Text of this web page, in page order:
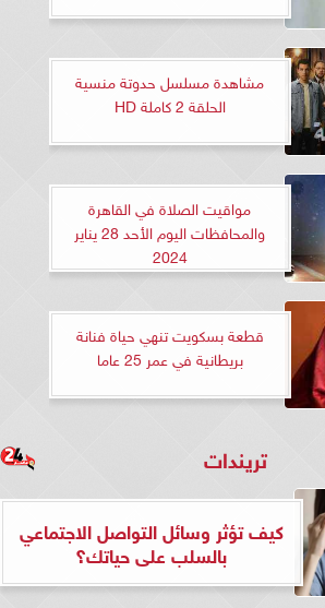
مشاهدة مسلسل حدوتة منسية
الحلقة 2 كاملة HD
مواقيت الصلاة في القاهرة
والمحافظات اليوم الأحد 28 يناير
2024
قطعة بسكويت تنهي حياة فنانة
بريطانية في عمر 25 عاما
تريندات
كيف تؤثر وسائل التواصل الاجتماعي
بالسلب على حياتك؟